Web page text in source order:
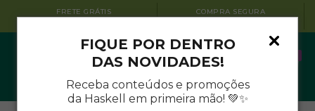
FIQUE POR DENTRO
DAS NOVIDADES!
Receba conteúdos e promoções
da Haskell em primeira mão! 💚✨
FRETE GRÁTIS
A PARTIR DE R$199
COMPRA SEGURA
SITE PROTEGIDO